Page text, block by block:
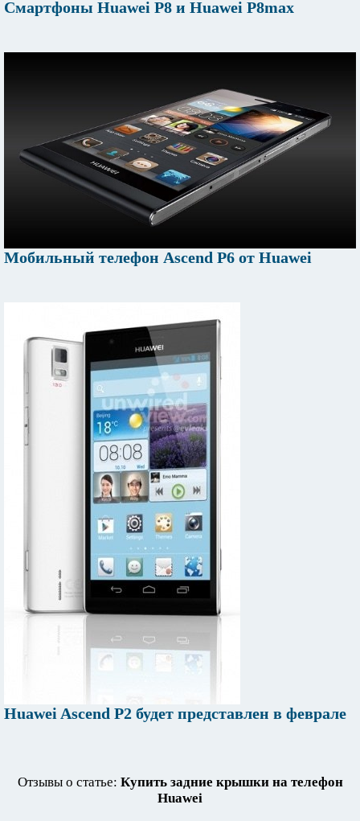
Смартфоны Huawei P8 и Huawei P8max
Мобильный телефон Ascend P6 от Huawei
Huawei Ascend P2 будет представлен в феврале
Отзывы о статье: Купить задние крышки на телефон
Huawei